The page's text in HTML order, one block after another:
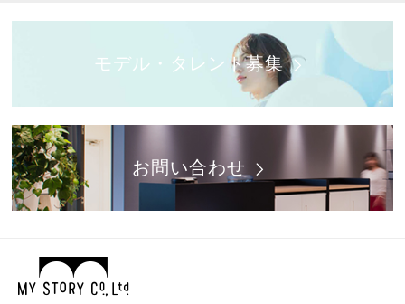
モデル・タレント募集
お問い合わせ